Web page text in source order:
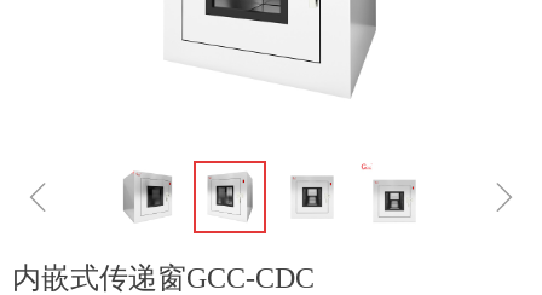
ꁆ ꁇ
内嵌式传递窗GCC-CDC